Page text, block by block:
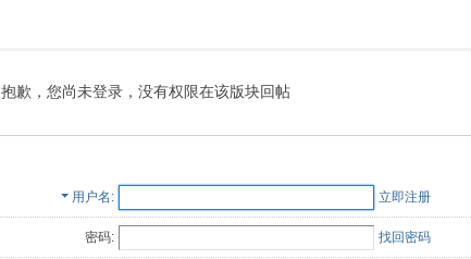
抱歉，您尚未登录，没有权限在该版块回帖
用户名 立即注册
密码: 找回密码